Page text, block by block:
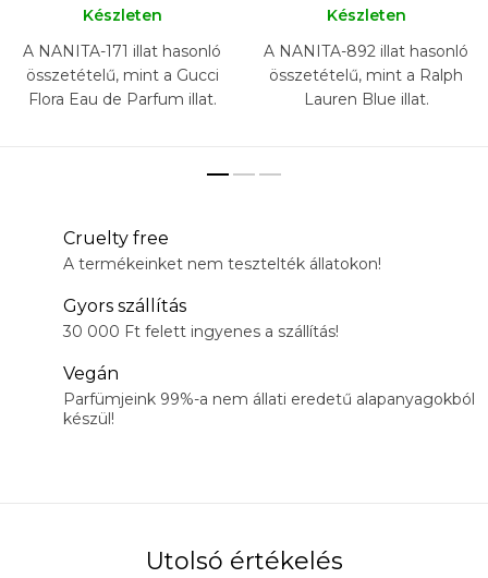
Készleten
A NANITA-171 illat hasonló
összetételű, mint a Gucci
Flora Eau de Parfum illat.
Készleten
A NANITA-892 illat hasonló
összetételű, mint a Ralph
Lauren Blue illat.
Cruelty free
A termékeinket nem tesztelték állatokon!
Gyors szállítás
30 000 Ft felett ingyenes a szállítás!
Vegán
Parfümjeink 99%-a nem állati eredetű alapanyagokból
készül!
Utolsó értékelés